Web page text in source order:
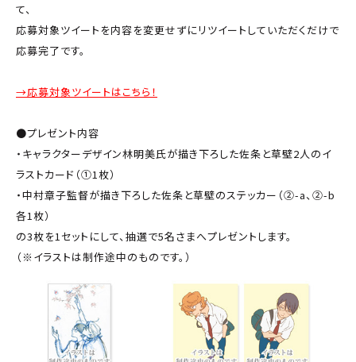
て、
応募対象ツイートを内容を変更せずにリツイートしていただくだけで
応募完了です。
→応募対象ツイートはこちら！
●プレゼント内容
・キャラクターデザイン林明美氏が描き下ろした佐条と草壁2人のイ
ラストカード（①1枚）
・中村章子監督が描き下ろした佐条と草壁のステッカー（②-a、②-b
各1枚）
の3枚を1セットにして、抽選で5名さまへプレゼントします。
（※イラストは制作途中のものです。）